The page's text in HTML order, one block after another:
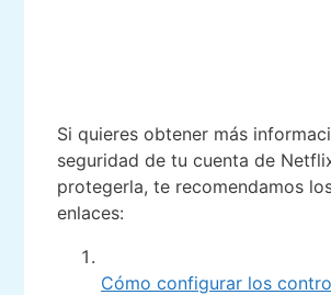
Si quieres obtener más
seguridad de tu cuenta de
protegerla, te recomendamos
enlaces:
Cómo configurar los